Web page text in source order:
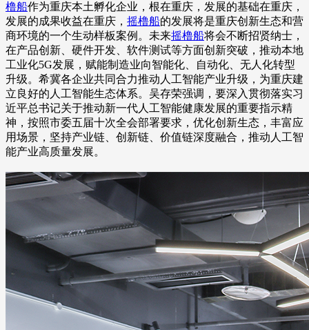
橹船作为重庆本土孵化企业，根在重庆，发展的基础在重庆，
发展的成果收益在重庆， 摇橹船的发展将是重庆创新生态和营
商环境的一个生动样板案例。未来摇橹船将会不断招贤纳士，
在产品创新、硬件开发、软件测试等方面创新突破，推动本地
工业化5G发展，赋能制造业向智能化、自动化、无人化转型
升级。希冀各企业共同合力推动人工智能产业升级，为重庆建
立良好的人工智能生态体系。吴存荣强调，要深入贯彻落实习
近平总书记关于推动新一代人工智能健康发展的重要指示精
神，按照市委五届十次全会部署要求，优化创新生态，丰富应
用场景，坚持产业链、创新链、价值链深度融合，推动人工智
能产业高质量发展。